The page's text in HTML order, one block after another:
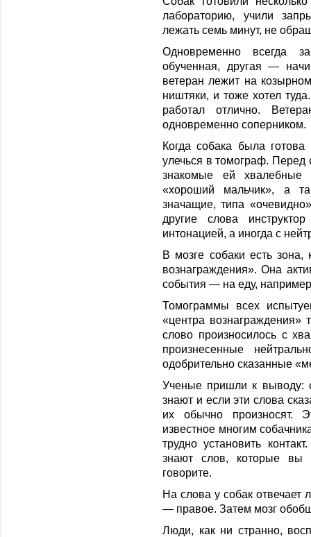
лабораторию, учили
лежать семь минут, не
Одновременно всегда
обученная, другая —
ветеран лежит на
ништяки, и тоже хотел
работал отлично.
одновременно соперником.
Когда собака была
улечься в томограф. Перед
знакомые ей хвалебные
«хороший мальчик», а
значащие, типа
другие слова
интонацией, а иногда с
В мозге собаки есть
вознаграждения». Она
события — на еду,
Томограммы всех
«центра вознаграждения»
слово произносилось с
произнесенные
одобрительно сказанные
Ученые пришли к выводу:
знают и если эти слова
их обычно произносят.
известное многим
трудно установить
знают слов, которые вы
говорите.
На слова у собак отвечает
— правое. Затем мозг
Люди, как ни странно,